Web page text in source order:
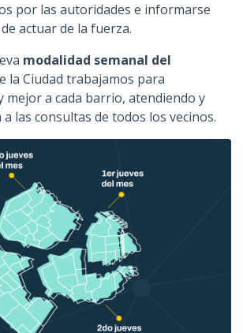
por las autoridades e informarse
actuar de la fuerza.
modalidad semanal del
la Ciudad trabajamos para
mejor a cada barrio, atendiendo y
las consultas de todos los vecinos.